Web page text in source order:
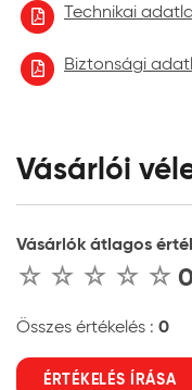
Technikai
Biztonsági adatlap
Vásárlói
Vásárlók átlagos
Összes értékelés : 0
ÉRTÉKELÉS ÍRÁSA